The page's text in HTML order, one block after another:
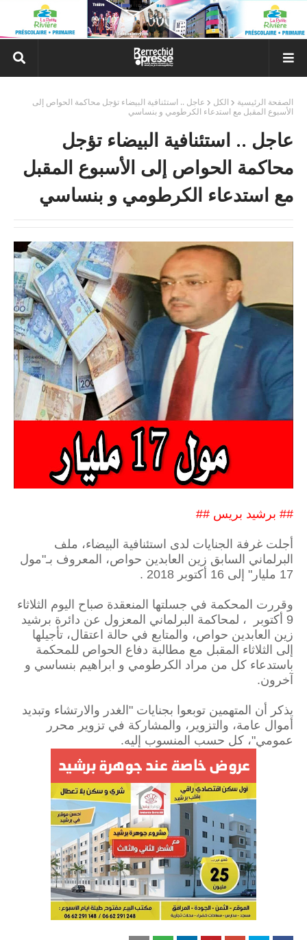
الصفحة الرئيسية الكل
عاجل .. استئنافية البيضاء تؤجل محاكمة الحواص إلى
الأسبوع المقبل مع استدعاء الكرطومي و بنساسي
عاجل .. استئنافية البيضاء تؤجل
محاكمة الحواص إلى الأسبوع المقبل
مع استدعاء الكرطومي و بنساسي
## برشيد بريس ##
أجلت غرفة الجنايات لدى استئنافية البيضاء، ملف
البرلماني السابق زين العابدين حواص، المعروف بـ"مول
17 مليار" إلى 16 أكتوبر 2018 .
وقررت المحكمة في جسلتها المنعقدة صباح اليوم الثلاثاء
9 أكتوبر ، لمحاكمة البرلماني المعزول عن دائرة برشيد
زين العابدين حواص، والمتابع في حالة اعتقال، تأجيلها
إلى الثلاثاء المقبل مع مطالبة دفاع الحواص للمحكمة
باستدعاء كل من مراد الكرطومي و ابراهيم بنساسي و
آخرون.
يذكر أن المتهمين توبعوا بجنايات "الغدر والارتشاء وتبديد
أموال عامة، والتزوير، والمشاركة في تزوير محرر
عمومي"، كل حسب المنسوب إليه.